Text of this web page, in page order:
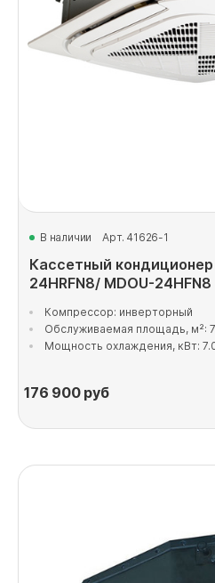
В наличии Арт. 41626-1
Кассетный кондиционер
24HRFN8/ MDOU-24HFN8
Компрессор: инверторный
Обслуживаемая площадь, м²:
Мощность охлаждения, кВт:
176 900руб